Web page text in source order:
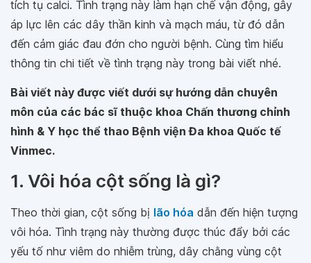
tích tụ calci. Tình trạng này làm hạn chế vận động, gây
áp lực lên các dây thần kinh và mạch máu, từ đó dẫn
đến cảm giác đau đớn cho người bệnh. Cùng tìm hiểu
thông tin chi tiết về tình trạng này trong bài viết nhé.
Bài viết này được viết dưới sự hướng dẫn chuyên
môn của các bác sĩ thuộc khoa Chấn thương chỉnh
hình & Y học thể thao Bệnh viện Đa khoa Quốc tế
Vinmec.
1. Vôi hóa cột sống là gì?
Theo thời gian, cột sống bị lão hóa dẫn đến hiện tượng
vôi hóa. Tình trạng này thường được thúc đẩy bởi các
yếu tố như viêm do nhiễm trùng, dây chằng vùng cột